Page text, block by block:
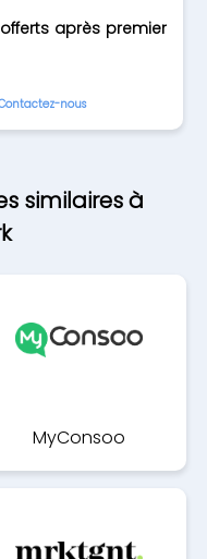
après premier
nous
similaires à
MyConsoo